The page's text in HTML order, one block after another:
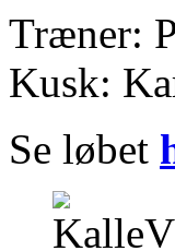
Træner:
Kusk:
Se løbet